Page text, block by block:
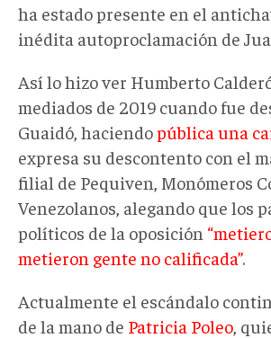
ha estado presente en el
inédita autoproclamación de
Así lo hizo ver Humberto
mediados de 2019 cuando fue
Guaidó, haciendopública una
expresa su descontento con el
filial de Pequiven, Monómeros
Venezolanos, alegando que los
políticos de la oposición
metieron gente no calificada”.
Actualmente el escándalo
de la mano de Patricia Poleo ,